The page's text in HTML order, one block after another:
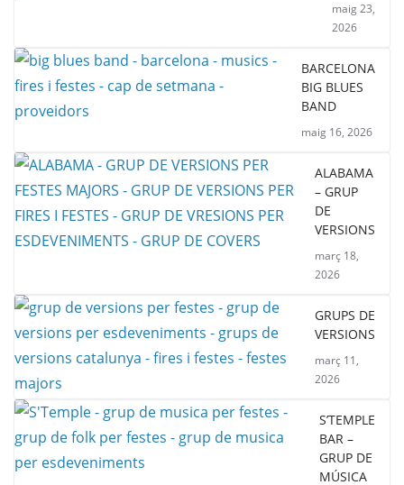
maig 23,
2026
BARCELONA
BIG BLUES
BAND
maig 16, 2026
ALABAMA
– GRUP
DE
VERSIONS
març 18,
2026
GRUPS DE
VERSIONS
març 11,
2026
S’TEMPLE
BAR –
GRUP DE
MÚSICA